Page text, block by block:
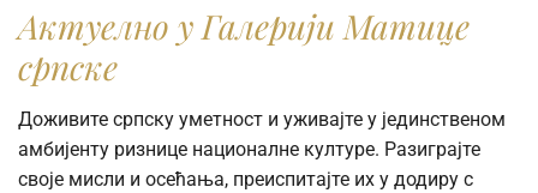
Ukoliko fotografiju koristite u obrazovne svrhe i
odgovara vam rezolucija od 720 piksela širine (72dpi),
možete je preuzeti direktno iz pretraživača kolekcije.
Актуелно у Галерији Матице
српске
Доживите српску уметност и уживајте у јединственом
амбијенту ризнице националне културе. Разиграјте
своје мисли и осећања, преиспитајте их у додиру с